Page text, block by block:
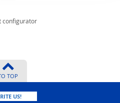
configurator
TOP
US!